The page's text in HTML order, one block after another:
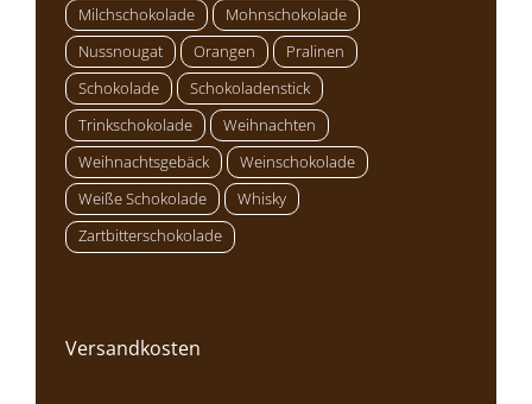
Milchschokolade
Mohnschokolade
Nussnougat
Orangen
Pralinen
Schokolade
Schokoladenstick
Trinkschokolade
Weihnachten
Weihnachtsgebäck
Weinschokolade
Weiße Schokolade
Whisky
Zartbitterschokolade
Versandkosten